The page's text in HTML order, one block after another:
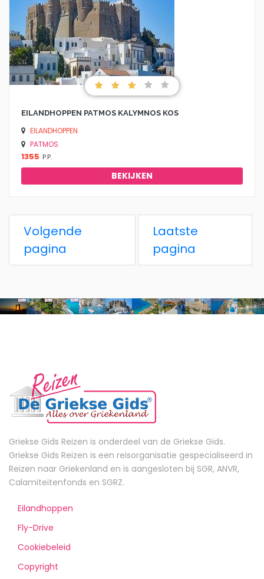
EILANDHOPPEN PATMOS KALYMNOS KOS
EILANDHOPPEN
PATMOS
1355 P.P.
BEKIJKEN
Volgende
pagina
Laatste
pagina
Griekse Gids Reizen is onderdeel van de Griekse Gids.
Griekse Gids Reizen is een reisorganisatie gespecialiseerd in
Reizen naar Griekenland en is aangesloten bij SGR, ANVR,
Calamiteitenfonds en SGRZ.
Eilandhoppen
Fly-Drive
Cookiebeleid
Copyright